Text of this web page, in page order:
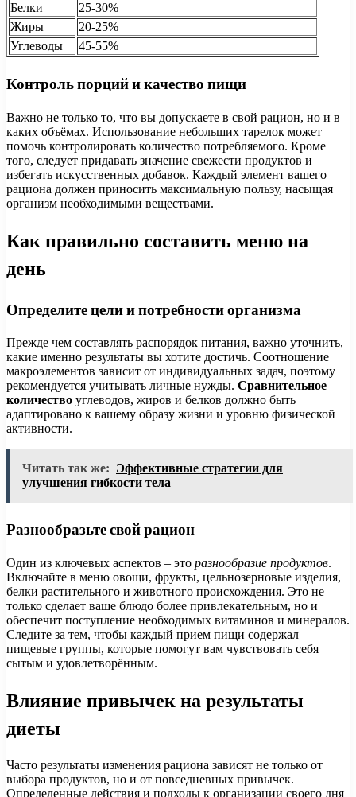
Белки
25-30%
Жиры
20-25%
Углеводы
45-55%
Контроль порций и качество пищи
Важно не только то, что вы допускаете в свой рацион, но и в
каких объёмах. Использование небольших тарелок может
помочь контролировать количество потребляемого. Кроме
того, следует придавать значение свежести продуктов и
избегать искусственных добавок. Каждый элемент вашего
рациона должен приносить максимальную пользу, насыщая
организм необходимыми веществами.
Как правильно составить меню на
день
Определите цели и потребности организма
Прежде чем составлять распорядок питания, важно уточнить,
какие именно результаты вы хотите достичь. Соотношение
макроэлементов зависит от индивидуальных задач, поэтому
рекомендуется учитывать личные нужды. Сравнительное
количество углеводов, жиров и белков должно быть
адаптировано к вашему образу жизни и уровню физической
активности.
Читать так же: Эффективные стратегии для
улучшения гибкости тела
Разнообразьте свой рацион
Один из ключевых аспектов – это разнообразие продуктов.
Включайте в меню овощи, фрукты, цельнозерновые изделия,
белки растительного и животного происхождения. Это не
только сделает ваше блюдо более привлекательным, но и
обеспечит поступление необходимых витаминов и минералов.
Следите за тем, чтобы каждый прием пищи содержал
пищевые группы, которые помогут вам чувствовать себя
сытым и удовлетворённым.
Влияние привычек на результаты
диеты
Часто результаты изменения рациона зависят не только от
выбора продуктов, но и от повседневных привычек.
Определенные действия и подходы к организации своего дня